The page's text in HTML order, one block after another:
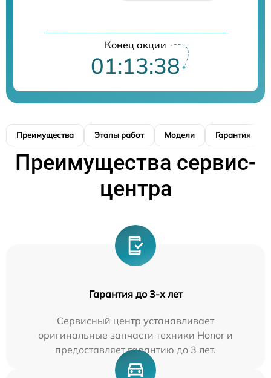
Конец акции
01:13:37
Преимущества Этапы работ Модели Гарантия
Преимущества сервис-
центра
Гарантия до 3-х лет
Сервисный центр устанавливает
оригинальные запчасти техники Honor и
предоставляет гарантию до 3 лет.